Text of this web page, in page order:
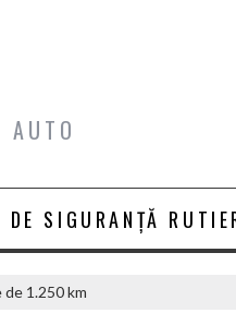
DE SIGURANȚĂ
1.250 km